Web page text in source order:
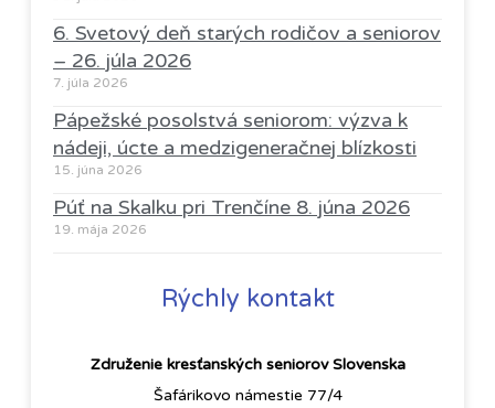
6. Svetový deň starých rodičov a seniorov
– 26. júla 2026
7. júla 2026
Pápežské posolstvá seniorom: výzva k
nádeji, úcte a medzigeneračnej blízkosti
15. júna 2026
Púť na Skalku pri Trenčíne 8. júna 2026
19. mája 2026
Rýchly kontakt
Združenie kresťanských seniorov Slovenska
Šafárikovo námestie 77/4